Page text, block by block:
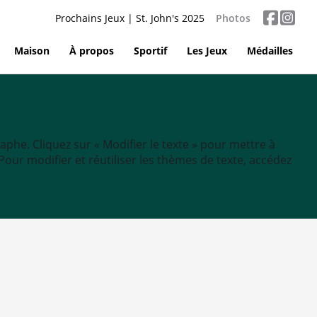
Prochains Jeux | St. John's 2025 Photos
Maison À propos Sportif Les Jeux Médailles
Cliquez sur « Modifier le texte » pour mettre à
modifier et réutiliser les thèmes de texte, accédez